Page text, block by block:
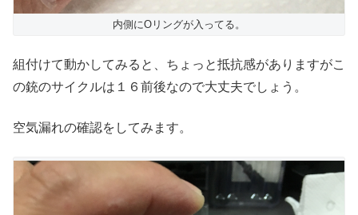
内側にOリングが入ってる。
組付けて動かしてみると、ちょっと抵抗感がありますがこ
の銃のサイクルは１６前後なので大丈夫でしょう。
空気漏れの確認をしてみます。